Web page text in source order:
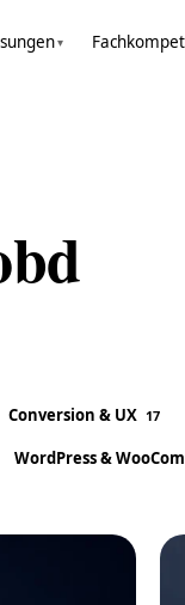
▾
Conversion & UX 17
WordPress &